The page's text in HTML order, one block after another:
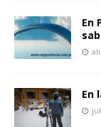
En
En